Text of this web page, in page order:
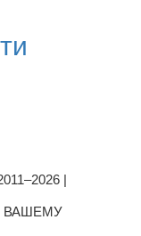
|
ВАШЕМУ